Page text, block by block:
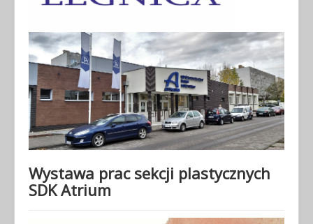
Wystawa prac sekcji plastycznych
SDK Atrium